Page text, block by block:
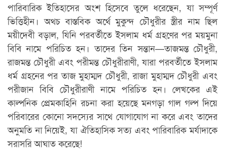
পারিবারিক ইতিহাসের অংশ হিসেবে তুলে ধরেছেন, যা সম্পূর্ণ
ভিত্তিহীন। অথচ বাস্তবিক অর্থে মুকুন্দ চৌধুরীর স্ত্রীর নাম ছিল
ময়ীদেবী বড়াল, যিনি পরবর্তীতে ইসলাম ধর্ম গ্রহণের পর ময়মুনা
বিবি নামে পরিচিত হন। তাদের তিন সন্তান—তাজমন্ত চৌধুরী,
রাজমন্ত চৌধুরী এবং পরীমন্ত চৌধুরীরাণী, যারা পরবর্তীতে ইসলাম
ধর্ম গ্রহনের পর তাজ মুহাম্মদ চৌধুরী, রাজা মুহাম্মদ চৌধুরী এবং
পরীজান বিবি চৌধুরীরাণী নামে পরিচিত হন। লেখকের এই
কাল্পনিক প্রেমকাহিনি রচনা করা হয়েছে মনগড়া গাল গল্প দিয়ে
পরিবারের কোনো সদস্যের সাথে যোগাযোগ না করে এবং তাদের
অনুমতি না নিয়েই, যা ঐতিহাসিক সত্য এবং পারিবারিক মর্যাদাকে
সরাসরি আঘাত করেছে!